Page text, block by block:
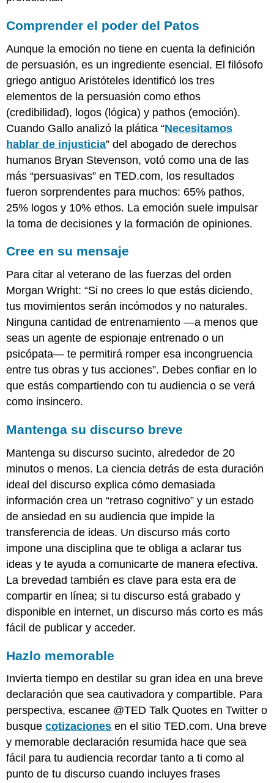
Comprender el poder del Patos
Aunque la emoción no tiene en cuenta la definición
de persuasión, es un ingrediente esencial. El filósofo
griego antiguo Aristóteles identificó los tres
elementos de la persuasión como ethos
(credibilidad), logos (lógica) y pathos (emoción).
Cuando Gallo analizó la plática “Necesitamos
hablar de injusticia” del abogado de derechos
humanos Bryan Stevenson, votó como una de las
más “persuasivas” en TED.com, los resultados
fueron sorprendentes para muchos: 65% pathos,
25% logos y 10% ethos. La emoción suele impulsar
la toma de decisiones y la formación de opiniones.
Cree en su mensaje
Para citar al veterano de las fuerzas del orden
Morgan Wright: “Si no crees lo que estás diciendo,
tus movimientos serán incómodos y no naturales.
Ninguna cantidad de entrenamiento —a menos que
seas un agente de espionaje entrenado o un
psicópata— te permitirá romper esa incongruencia
entre tus obras y tus acciones”. Debes confiar en lo
que estás compartiendo con tu audiencia o se verá
como insincero.
Mantenga su discurso breve
Mantenga su discurso sucinto, alrededor de 20
minutos o menos. La ciencia detrás de esta duración
ideal del discurso explica cómo demasiada
información crea un “retraso cognitivo” y un estado
de ansiedad en su audiencia que impide la
transferencia de ideas. Un discurso más corto
impone una disciplina que te obliga a aclarar tus
ideas y te ayuda a comunicarte de manera efectiva.
La brevedad también es clave para esta era de
compartir en línea; si tu discurso está grabado y
disponible en internet, un discurso más corto es más
fácil de publicar y acceder.
Hazlo memorable
Invierta tiempo en destilar su gran idea en una breve
declaración que sea cautivadora y compartible. Para
perspectiva, escanee @TED Talk Quotes en Twitter o
busquecotizaciones en el sitio TED.com. Una breve
y memorable declaración resumida hace que sea
fácil para tu audiencia recordar tanto a ti como al
punto de tu discurso cuando incluyes frases